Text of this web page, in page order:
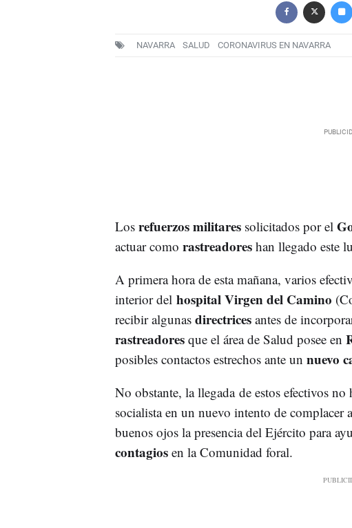
NAVARRA SALUD CORONAVIRUS EN NAVARRA
Los refuerzos militaressolicitados por el
actuar como rastreadores han llegado este
A primera hora de esta mañana, varios
interior del hospital Virgen del Camino
recibir algunas directrices antes de
rastreadores que el área de Salud posee en
posibles contactos estrechos ante un nuevo
No obstante, la llegada de estos efectivos
socialista en un nuevo intento de complacer
buenos ojos la presencia del Ejército para
contagiosen la Comunidad foral.